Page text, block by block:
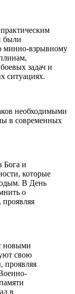
были
минно-взрывному
задач и
ситуациях.
необходимыми
в современных
Бога и
которые
В День
о
проявляя
новыми
свою
проявляя
в